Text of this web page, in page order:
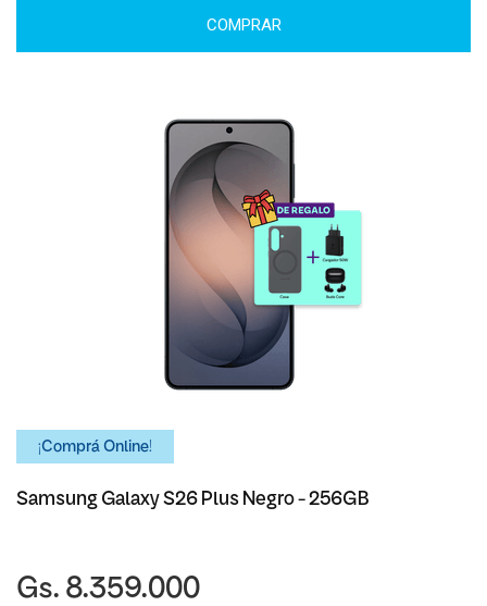
COMPRAR
¡Comprá Online!
Samsung Galaxy S26 Plus Negro - 256GB
Gs. 8.359.000